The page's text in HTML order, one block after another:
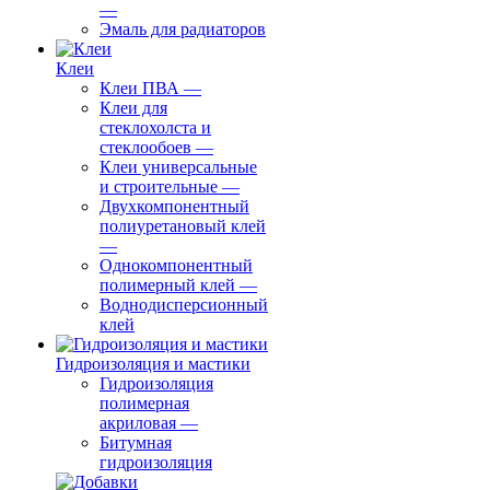
—
Эмаль для радиаторов
Клеи
Клеи ПВА —
Клеи для
стеклохолста и
стеклообоев —
Клеи универсальные
и строительные —
Двухкомпонентный
полиуретановый клей
—
Однокомпонентный
полимерный клей —
Воднодисперсионный
клей
Гидроизоляция и мастики
Гидроизоляция
полимерная
акриловая —
Битумная
гидроизоляция